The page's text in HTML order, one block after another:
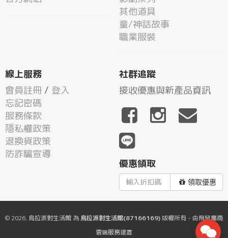
其他道具
童/神話故事
職業服裝
線上服務
會員註冊 / 登入
忘記密碼
服務條款
隱私權政策
退換貨政策
防詐騙宣導
社群追蹤
接收優惠與新產品資訊
優惠領取
領取優惠
© 2026. 烏拉派對生活館 為 烏拉派對生活館(87166169)版權所有 - 由飛鼠電商
雲端服務建置